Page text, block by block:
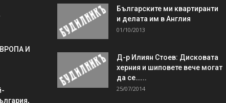
И
Българските ми квартиранти
и делата им в Англия
01/10/2013
Д-р Илиян Стоев: Дисковата
херния и шиповете вече могат
да се…...
25/07/2014